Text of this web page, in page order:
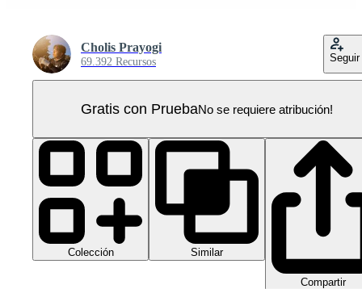
Cholis Prayogi
69.392 Recursos Seguir
Gratis con PruebaNo se requiere atribución!
Colección Similar
Compartir